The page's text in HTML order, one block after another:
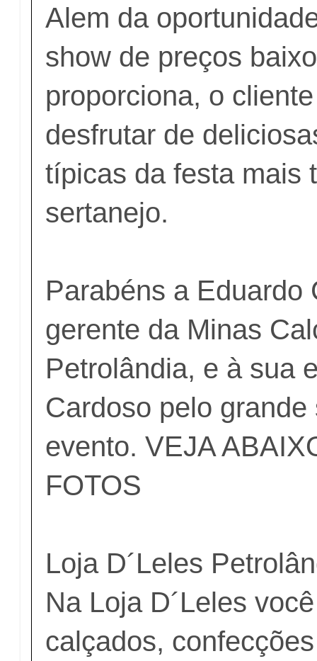
Alem da
show de preços
proporciona, o
desfrutar de
típicas da festa mais
sertanejo.
Parabéns a Eduardo
gerente da Minas
Petrolândia, e à sua
Cardoso pelo
evento. VEJA
FOTOS
Loja D´Leles
Na Loja D´Leles
calçados,